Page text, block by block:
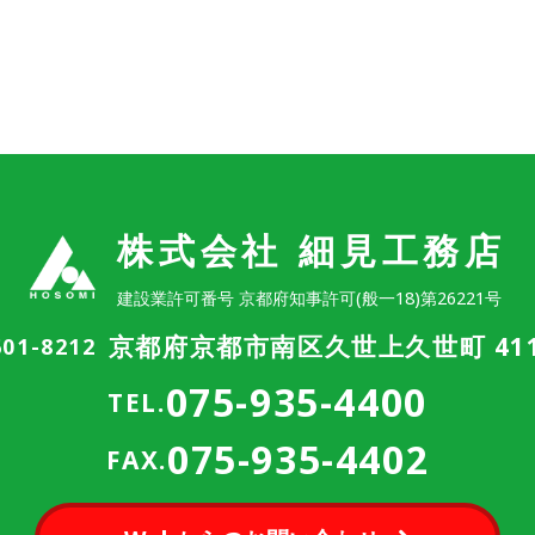
株式会社 細見工務店
建設業許可番号 京都府知事許可(般一18)第26221号
8212 京都府京都市南区久世上久世町
TEL.075-935-4400
FAX.075-935-4402